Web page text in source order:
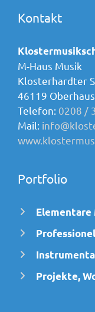
Kontakt
M-Haus Musik
Klosterhardter
46119
Telefon: 0208 /
Mail:
Portfolio
Elementare
Projekte,